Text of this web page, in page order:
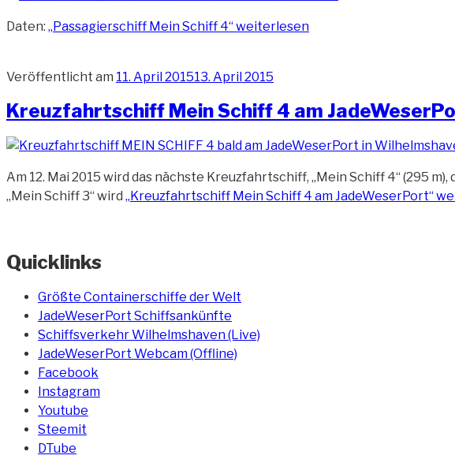
Daten: „Passagierschiff Mein Schiff 4“weiterlesen
Veröffentlicht am 11. April 201513. April 2015
Kreuzfahrtschiff Mein Schiff 4 am
Am 12. Mai 2015 wird das nächste Kreuzfahrtschiff, „Mein Schiff 4“ (295
„Mein Schiff 3“ wird „Kreuzfahrtschiff Mein Schiff 4 am JadeWeserPort“
Quicklinks
Größte Containerschiffe der Welt
JadeWeserPort Schiffsankünfte
Schiffsverkehr Wilhelmshaven (Live)
JadeWeserPort Webcam (Offline)
Facebook
Instagram
Youtube
Steemit
DTube